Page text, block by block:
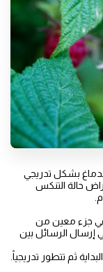
بشكل تدريجي
حالة التنكس
في جزء معين من
إرسال الرسائل بين
ثم تتطور تدريجياً.